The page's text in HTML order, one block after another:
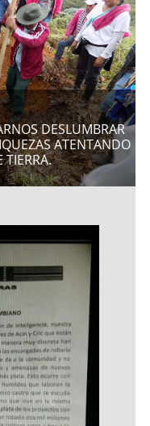
DESLUMBRAR
ATENTANDO
TIERRA.